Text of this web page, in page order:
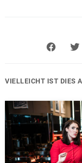
VIELLEICHT IST DIES